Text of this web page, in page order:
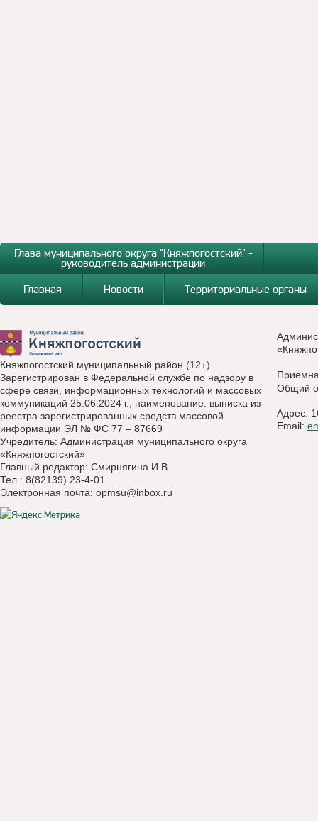
Глава муниципального округа "Княжпогостский" -
руководитель администрации
Главная
Новости Территориальные органы
Княжпогостский муниципальный район (12+)
Зарегистрирован в Федеральной службе по надзору в
сфере связи, информационных технологий и массовых
коммуникаций 25.06.2024 г., наименование: выписка из
реестра зарегистрированных средств массовой
информации ЭЛ № ФС 77 – 87669
Учредитель: Администрация муниципального округа
«Княжпогостский»
Главный редактор: Смирнягина И.В.
Тел.: 8(82139) 23-4-01
Электронная почта: opmsu@inbox.ru
Общий
Адрес:
Email: